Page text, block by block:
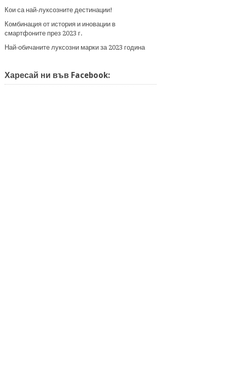
Кои са най-луксозните дестинации!
Комбинация от история и иновации в
смартфоните през 2023 г.
Най-обичаните луксозни марки за 2023 година
Харесай ни във Facebook: